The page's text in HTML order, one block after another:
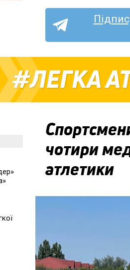
ЛЕГКА
чотири
атлетики